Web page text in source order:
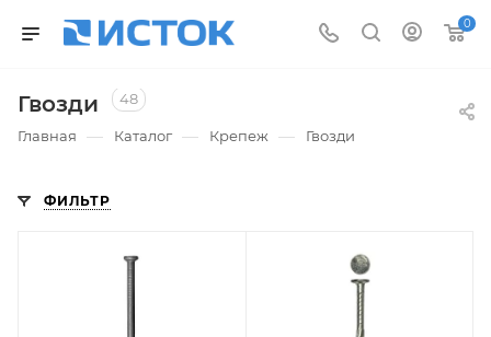
0
Гвозди 48
Главная — Каталог — Крепеж — Гвозди
ФИЛЬТР